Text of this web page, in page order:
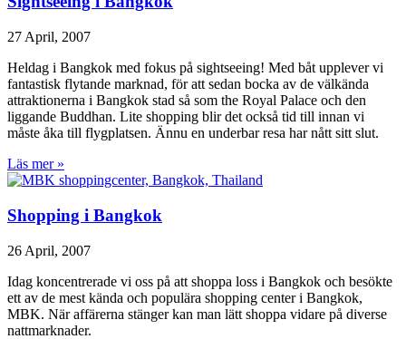
27 April, 2007
Heldag i Bangkok med fokus på sightseeing! Med båt upplever vi
fantastisk flytande marknad, för att sedan bocka av de välkända
attraktionerna i Bangkok stad så som the Royal Palace och den
liggande Buddhan. Lite shopping blir det också tid till innan vi
måste åka till flygplatsen. Ännu en underbar resa har nått sitt slut.
Läs mer »
Shopping i Bangkok
26 April, 2007
Idag koncentrerade vi oss på att shoppa loss i Bangkok och besökte
ett av de mest kända och populära shopping center i Bangkok,
MBK. När affärerna stänger kan man lätt shoppa vidare på diverse
nattmarknader.